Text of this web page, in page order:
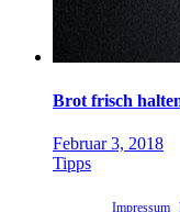
Brot frisch
Februar 3, 2018
Tipps
Impressum